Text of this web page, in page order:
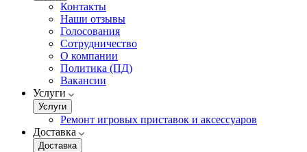
Контакты
Наши отзывы
Голосования
Сотрудничество
О компании
Политика (ПД)
Вакансии
Услуги
Услуги
Ремонт игровых приставок и аксессуаров
Доставка
Доставка